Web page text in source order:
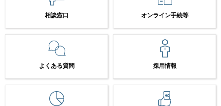
相談窓口 オンライン手続等
よくある質問 採用情報